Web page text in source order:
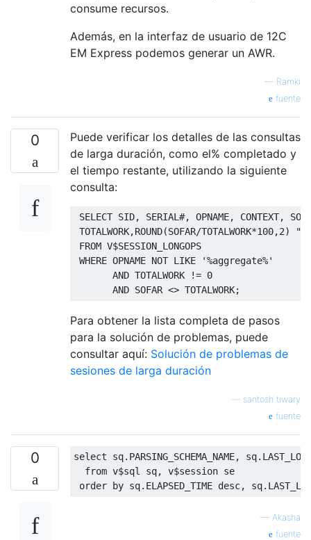
consume recursos.
Además, en la interfaz de usuario de 12C
EM Express podemos generar un AWR.
— Ramki
fuente
0
Puede verificar los detalles de las consultas
de larga duración, como el% completado y
el tiempo restante, utilizando la siguiente
consulta:
SELECT SID, SERIAL #, OPNAME, CONTEXT,
TOTALWORK,ROUND(SOFAR/TOTALWORK*100,2)
FROM V$SESSION_LONGOPS
WHERE OPNAME NOT LIKE
'%aggregate%'
AND TOTALWORK != 0
AND SOFAR <> TOTALWORK;
Para obtener la lista completa de pasos
para la solución de problemas, puede
consultar aquí: Solución de problemas de
sesiones de larga duración
santosh tiwary
fuente
0 select sq. PARSING_SCHEMA_NAME, sq.
from v$sql sq, v$session se
order by sq. ELAPSED_TIME desc, sq.
— Akasha
fuente